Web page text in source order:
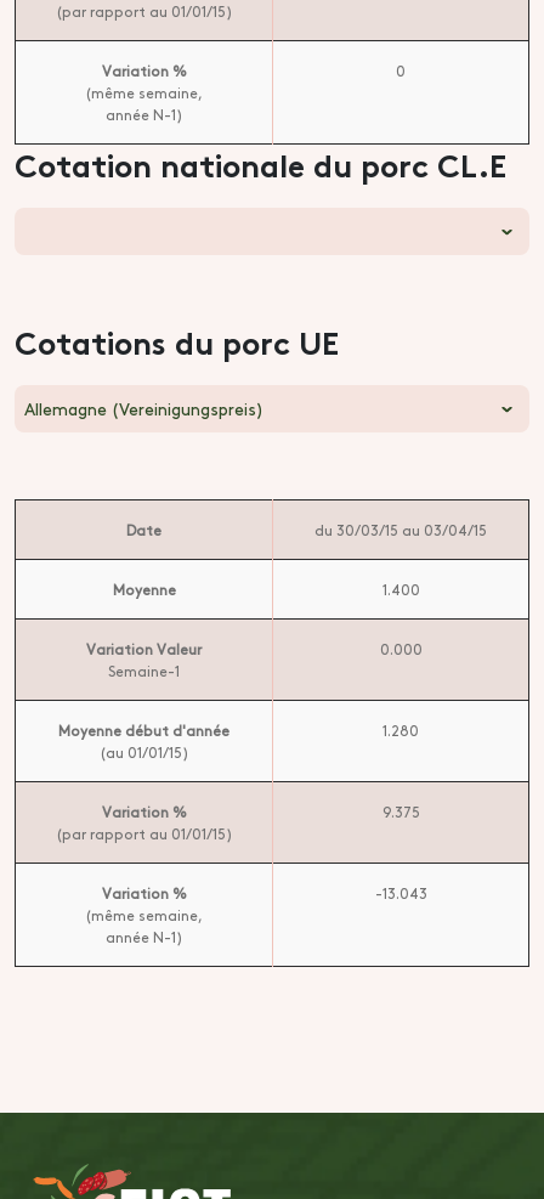
(par rapport au 01/01/15)
Variation %
(même semaine,
année N-1)
0
Cotation nationale du porc CL.E
Cotations du porc UE
Allemagne (Vereinigungspreis)
Date du 30/03/15 au 03/04/15
Moyenne 1.400
Variation Valeur
Semaine-1
0.000
Moyenne début d'année
(au 01/01/15)
1.280
Variation %
(par rapport au 01/01/15)
9.375
Variation %
(même semaine,
année N-1)
-13.043